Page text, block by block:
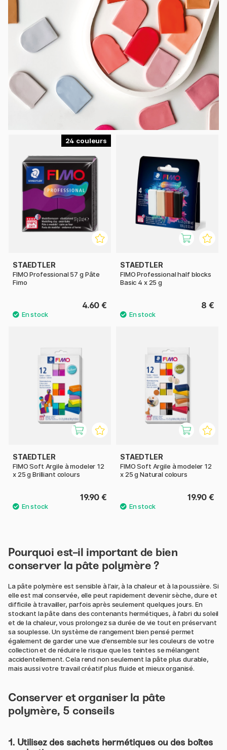
24
STAEDTLER
FIMO Professional 57 g Pâte
Fimo
4.60 €
STAEDTLER
FIMO Professional half blocks
Basic 4 x 25 g
8 €
STAEDTLER
FIMO Soft Argile à modeler 12
x 25 g Brilliant colours
19.90 €
STAEDTLER
FIMO Soft Argile à modeler 12
x 25 g Natural colours
19.90 €
Pourquoi est-il important de bien
conserver la pâte polymère ?
La pâte polymère est sensible à l’air, à la chaleur et à la poussière. Si
elle est mal conservée, elle peut rapidement devenir sèche, dure et
difficile à travailler, parfois après seulement quelques jours. En
stockant la pâte dans des contenants hermétiques, à l’abri du soleil
et de la chaleur, vous prolongez sa durée de vie tout en préservant
sa souplesse. Un système de rangement bien pensé permet
également de garder une vue d’ensemble sur les couleurs de votre
collection et de réduire le risque que les teintes se mélangent
accidentellement. Cela rend non seulement la pâte plus durable,
mais aussi votre travail créatif plus fluide et mieux organisé.
Conserver et organiser la pâte
polymère, 5 conseils
1. Utilisez des sachets hermétiques ou des boîtes